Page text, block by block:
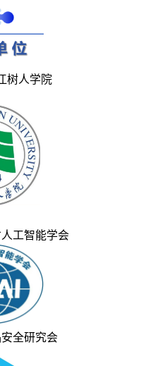
树人学院
工智能学会
全研究会